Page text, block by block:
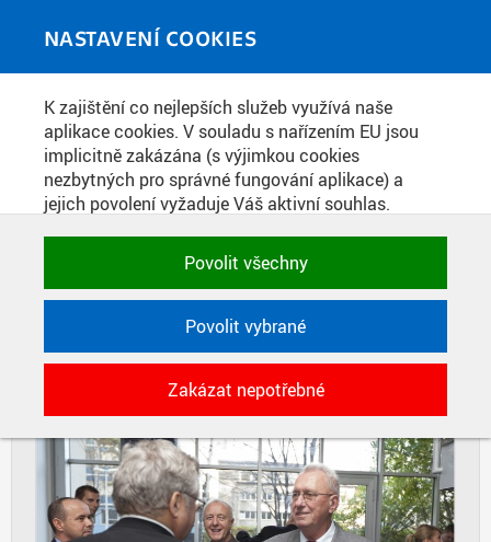
NASTAVENÍ COOKIES
K zajištění co nejlepších služeb využívá naše
aplikace cookies. V souladu s nařízením EU jsou
implicitně zakázána (s výjimkou cookies
nezbytných pro správné fungování aplikace) a
jejich povolení vyžaduje Váš aktivní souhlas.
zakázat, případně vybrat a povolit cookies podle
kategorie. Svoje rozhodnutí můžete samozřejmě
kdykoli změnit.
POTŘEBNÉ
Technické cookies využívané aplikacemi
ČVUT pro uchování jejich nastavení,
vlastností a identifikátorů relace. Jsou
nezbytné pro správné fungování a jsou
vždy aktivní.
Povolit všechny
Povolit vybrané
Zakázat nepotřebné
MEDIATÉKA
You are here
Home Fotografie
SLAVNOSTNÍ OTEVŘENÍ
LABORATOŘE DIAGNOSTIKY
FOTOVOLTAICKÝCH SYSTÉMŮ
DIAPOZITIVY DLAŽDICE
CIHLY